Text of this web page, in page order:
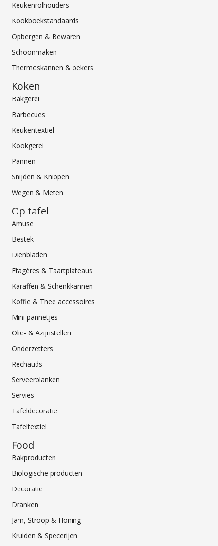
Keukenrolhouders
Kookboekstandaards
Opbergen & Bewaren
Schoonmaken
Thermoskannen & bekers
Koken
Bakgerei
Barbecues
Keukentextiel
Kookgerei
Pannen
Snijden & Knippen
Wegen & Meten
Op tafel
Amuse
Bestek
Dienbladen
Etagères & Taartplateaus
Karaffen & Schenkkannen
Koffie & Thee accessoires
Mini pannetjes
Olie- & Azijnstellen
Onderzetters
Rechauds
Serveerplanken
Servies
Tafeldecoratie
Tafeltextiel
Food
Bakproducten
Biologische producten
Decoratie
Dranken
Jam, Stroop & Honing
Kruiden & Specerijen